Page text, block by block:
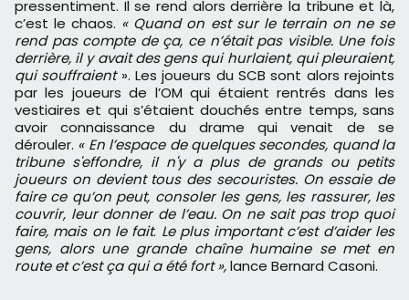
pressentiment. Il se rend alors derrière la tribune et là,
c’est le chaos. « Quand on est sur le terrain on ne se
rend pas compte de ça, ce n’était pas visible. Une fois
derrière, il y avait des gens qui hurlaient, qui pleuraient,
qui souffraient ». Les joueurs du SCB sont alors rejoints
par les joueurs de l’OM qui étaient rentrés dans les
vestiaires et qui s’étaient douchés entre temps, sans
avoir connaissance du drame qui venait de se
dérouler. « En l’espace de quelques secondes, quand la
tribune s'effondre, il n'y a plus de grands ou petits
joueurs on devient tous des secouristes. On essaie de
faire ce qu’on peut, consoler les gens, les rassurer, les
couvrir, leur donner de l’eau. On ne sait pas trop quoi
faire, mais on le fait. Le plus important c’est d’aider les
gens, alors une grande chaîne humaine se met en
route et c’est ça qui a été fort »,lance Bernard Casoni.